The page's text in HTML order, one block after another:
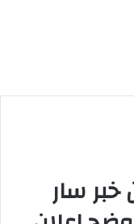
خبر سار